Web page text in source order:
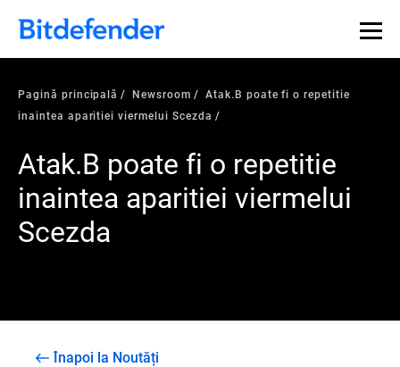
Pagină principală Newsroom
Atak.B poate fi o repetitie
inaintea aparitiei viermelui Scezda
Atak.B poate fi o repetitie
inaintea aparitiei viermelui
Scezda
Înapoi la Noutăți